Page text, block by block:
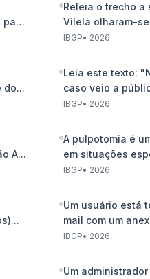
para
Releia o trecho a
Vilela olharam-se
IBGP• 2026
do...
Leia este texto:
caso veio a
IBGP• 2026
A...
A pulpotomia é
em situações
IBGP• 2026
Um usuário está
mail com um
IBGP• 2026
Um